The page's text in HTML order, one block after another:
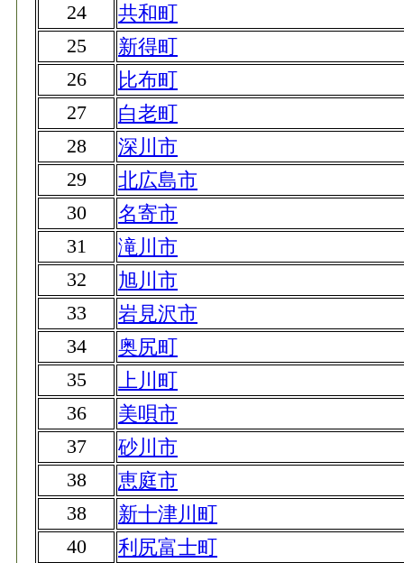
24
共和町
25
新得町
26
比布町
27
白老町
28
深川市
29
北広島市
30
名寄市
31
滝川市
32
旭川市
33
岩見沢市
34
奥尻町
35
上川町
36
美唄市
37
砂川市
38
恵庭市
38
新十津川町
40
利尻富士町